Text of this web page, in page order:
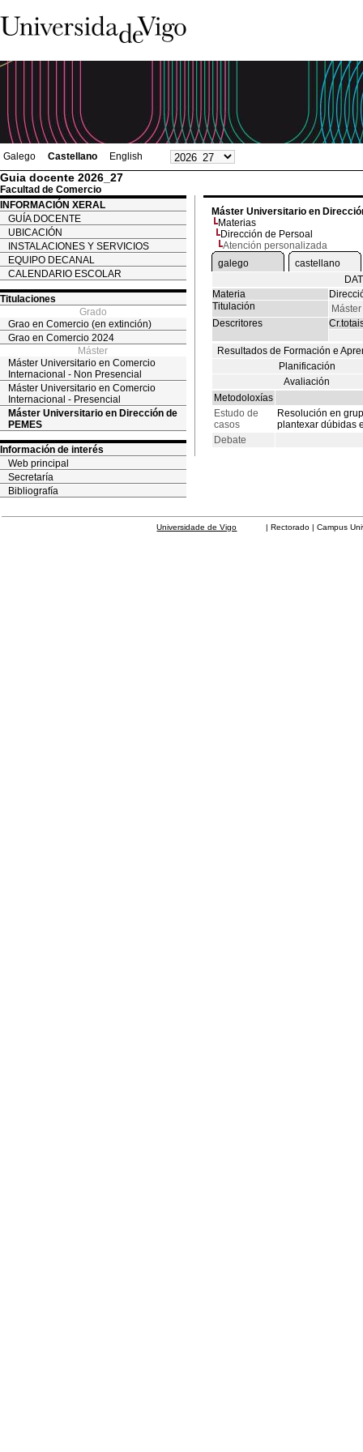
Galego Castellano English
Guia docente 2026_27
Facultad de Comercio
INFORMACIÓN XERAL
GUÍA DOCENTE
UBICACIÓN
INSTALACIONES Y SERVICIOS
EQUIPO DECANAL
CALENDARIO ESCOLAR
Titulaciones
Grado
Grao en Comercio (en extinción)
Grao en Comercio 2024
Máster
Máster Universitario en Comercio
Internacional - Non Presencial
Máster Universitario en Comercio
Internacional - Presencial
Máster Universitario en Dirección de
PEMES
Información de interés
Web principal
Secretaría
Bibliografía
Máster Universitario en
Materias
Dirección de Persoal
Atención personalizada
galego
castellano
Materia
Titulación
Descritores
Resultados de Formación e
Planificación
Avaliación
Metodoloxías
Estudo de
casos
Resolución en
plantexar dúbidas
Debate
Universidade de Vigo | Rectorado | Campus